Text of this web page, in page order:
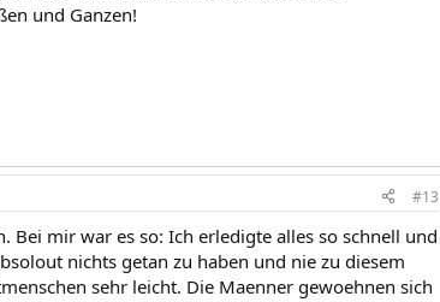
und Ganzen!
#13
Bei mir war es so: Ich erledigte alles so schnell und
nichts getan zu haben und nie zu diesem
sehr leicht. Die Maenner gewoehnen sich